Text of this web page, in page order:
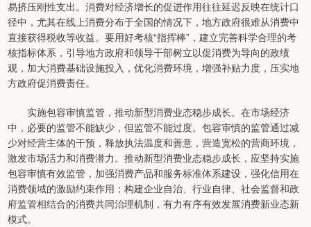
易挤压刚性支出。消费对经济增长的促进作用往往延迟反映在统计口
径中，尤其在线上消费分布于全国的情况下，地方政府很难从消费中
直接获得税收等收益。要用好考核“指挥棒”，建立完善科学合理的考
核指标体系，引导地方政府和领导干部树立以促消费为导向的政绩
观，加大消费基础设施投入，优化消费环境，增强补贴力度，压实地
方政府促消费责任。
实施包容审慎监管，推动新型消费业态稳步成长。在市场经济
中，必要的监管不能缺少，但监管不能过度。包容审慎的监管通过减
少对经营主体的干预，释放执法温度和善意，营造宽松的营商环境，
激发市场活力和消费潜力。推动新型消费业态稳步成长，应坚持实施
包容审慎有效监管，加强消费产品和服务标准体系建设，强化信用在
消费领域的激励约束作用；构建企业自治、行业自律、社会监督和政
府监管相结合的消费共同治理机制，有力有序有效发展消费新业态新
模式。